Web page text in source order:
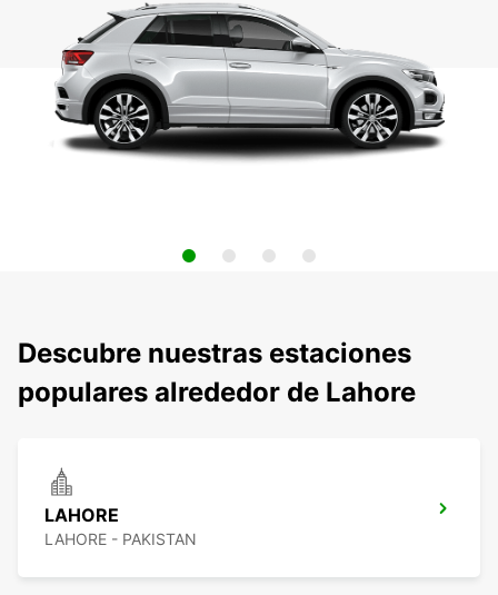
Descubre nuestras estaciones
populares alrededor de Lahore
LAHORE
LAHORE - PAKISTAN